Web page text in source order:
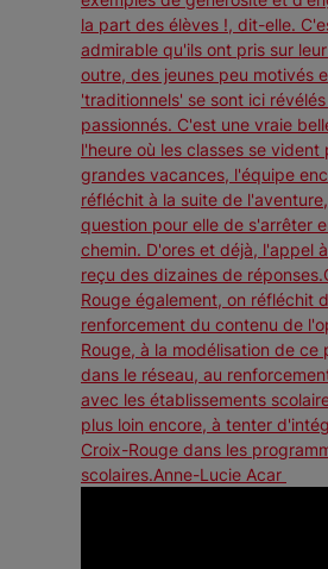
la part des élèves !, dit-elle.
admirable qu'ils ont pris sur
outre, des jeunes peu motivés
'traditionnels' se sont ici
passionnés. C'est une vraie
l'heure où les classes se vident
grandes vacances, l'équipe
réfléchit à la suite de
question pour elle de s'arrêter
chemin. D'ores et déjà, l'appel
reçu des dizaines de
Rouge également, on réfléchit
renforcement du contenu de
Rouge, à la modélisation de ce
dans le réseau, au
avec les établissements
plus loin encore, à tenter
Croix-Rouge dans les
scolaires.Anne-Lucie Acar